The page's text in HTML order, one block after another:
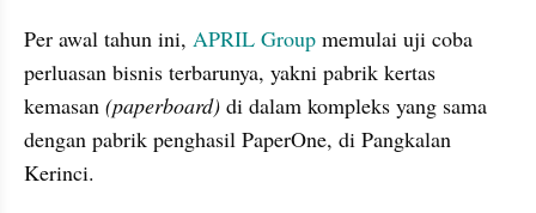
Per awal tahun ini, APRIL Group memulai uji coba
perluasan bisnis terbarunya, yakni pabrik kertas
kemasan (paperboard) di dalam kompleks yang sama
dengan pabrik penghasil PaperOne, di Pangkalan
Kerinci.